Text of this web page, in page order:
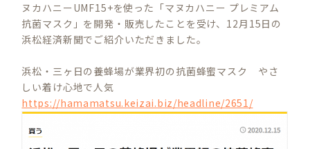
ヌカハニーUMF15+を使った「マヌカハニー プレミアム
抗菌マスク」を開発・販売したことを受け、12月15日の
浜松経済新聞でご紹介いただきました。
浜松・三ヶ日の養蜂場が業界初の抗菌蜂蜜マスク やさ
しい着け心地で人気
https://hamamatsu.keizai.biz/headline/2651/